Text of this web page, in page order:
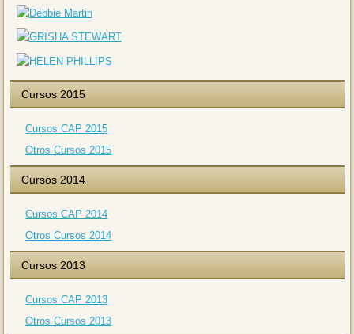
Cursos 2015
Cursos CAP 2015
Otros Cursos 2015
Cursos 2014
Cursos CAP 2014
Otros Cursos 2014
Cursos 2013
Cursos CAP 2013
Otros Cursos 2013